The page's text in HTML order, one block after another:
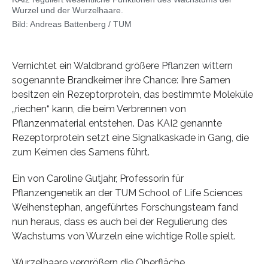
Wurzel und der Wurzelhaare.
Bild: Andreas Battenberg / TUM
Vernichtet ein Waldbrand größere Pflanzen wittern
sogenannte Brandkeimer ihre Chance: Ihre Samen
besitzen ein Rezeptorprotein, das bestimmte Moleküle
„riechen“ kann, die beim Verbrennen von
Pflanzenmaterial entstehen. Das KAI2 genannte
Rezeptorprotein setzt eine Signalkaskade in Gang, die
zum Keimen des Samens führt.
Ein von Caroline Gutjahr, Professorin für
Pflanzengenetik an der TUM School of Life Sciences
Weihenstephan, angeführtes Forschungsteam fand
nun heraus, dass es auch bei der Regulierung des
Wachstums von Wurzeln eine wichtige Rolle spielt.